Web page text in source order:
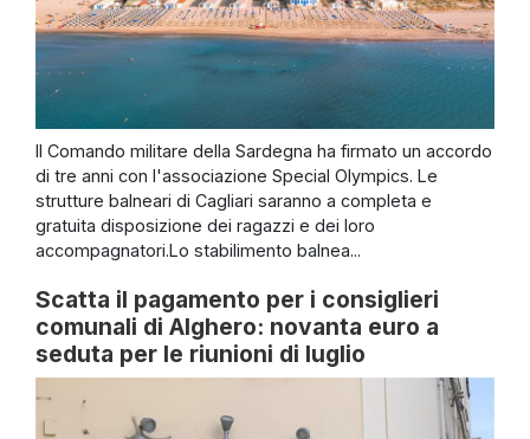
Il Comando militare della Sardegna ha firmato un accordo
di tre anni con l'associazione Special Olympics. Le
strutture balneari di Cagliari saranno a completa e
gratuita disposizione dei ragazzi e dei loro
accompagnatori.Lo stabilimento balnea...
Scatta il pagamento per i consiglieri
comunali di Alghero: novanta euro a
seduta per le riunioni di luglio